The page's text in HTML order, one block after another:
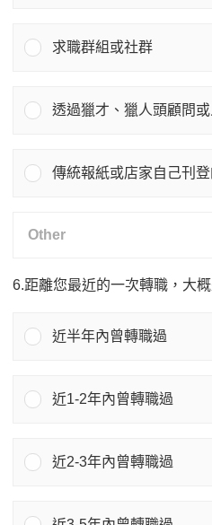
求職群組或社群
透過獵才、獵人頭顧問
傳統報紙或店家自己刊
6.距離您最近的一次轉職，大
近半年內曾轉職過
近1-2年內曾轉職過
近2-3年內曾轉職過